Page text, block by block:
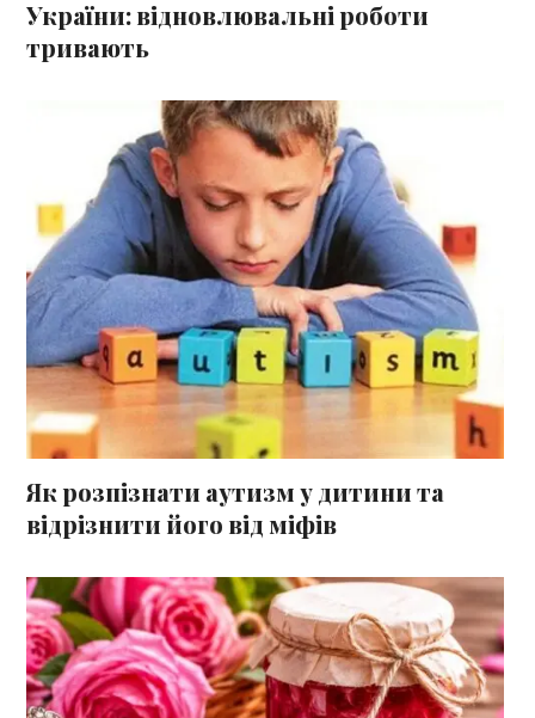
України: відновлювальні роботи
тривають
Як розпізнати аутизм у дитини та
відрізнити його від міфів